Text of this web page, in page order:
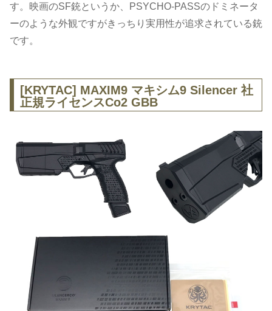
す。映画のSF銃というか、PSYCHO-PASSのドミネータ
ーのような外観ですがきっちり実用性が追求されている銃
です。
[KRYTAC] MAXIM9 マキシム9 Silencer 社
正規ライセンスCo2 GBB